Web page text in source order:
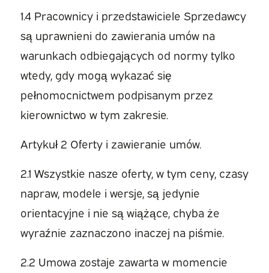
1.4 Pracownicy i przedstawiciele Sprzedawcy
są uprawnieni do zawierania umów na
warunkach odbiegających od normy tylko
wtedy, gdy mogą wykazać się
pełnomocnictwem podpisanym przez
kierownictwo w tym zakresie.
Artykuł 2 Oferty i zawieranie umów.
2.1 Wszystkie nasze oferty, w tym ceny, czasy
napraw, modele i wersje, są jedynie
orientacyjne i nie są wiążące, chyba że
wyraźnie zaznaczono inaczej na piśmie.
2.2 Umowa zostaje zawarta w momencie